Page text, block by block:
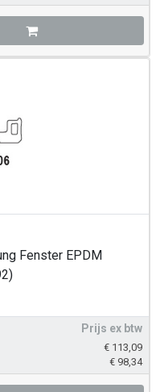
Fenster EPDM
Prijs ex btw
€ 113,09
€ 98,34